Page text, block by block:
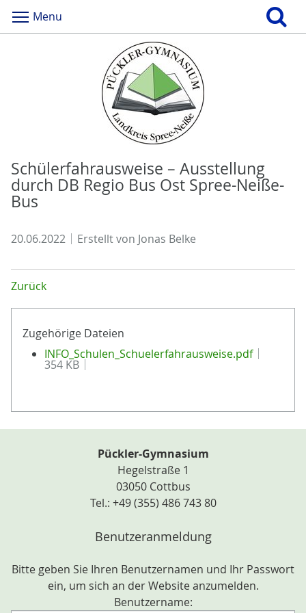
Menu
Schülerfahrausweise – Ausstellung
durch DB Regio Bus Ost Spree-Neiße-
Bus
20.06.2022 Erstellt von Jonas Belke
Zurück
Zugehörige Dateien
INFO_Schulen_Schuelerfahrausweise.pdf
354 KB
Pückler-Gymnasium
Hegelstraße 1
03050 Cottbus
Tel.: +49 (355) 486 743 80
Benutzeranmeldung
Bitte geben Sie Ihren Benutzernamen und Ihr Passwort
ein, um sich an der Website anzumelden.
Benutzername: